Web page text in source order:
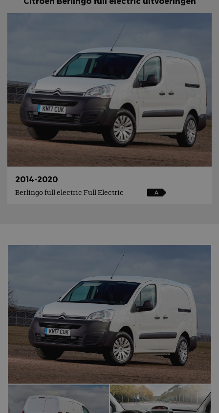
2014-2020
Berlingo full electric Full Electric
A